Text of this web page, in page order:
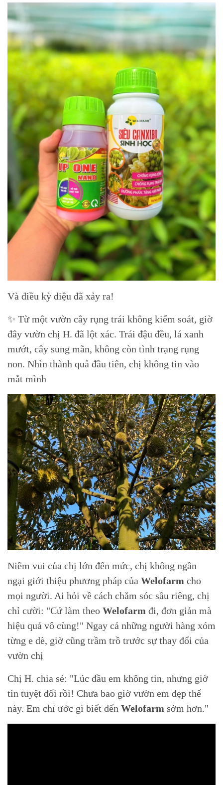
Và điều kỳ diệu đã xảy ra!
✨ Từ một vườn cây rụng trái không kiểm soát, giờ
đây vườn chị H. đã lột xác. Trái đậu đều, lá xanh
mướt, cây sung mãn, không còn tình trạng rụng
non. Nhìn thành quả đầu tiên, chị không tin vào
mắt mình
Niềm vui của chị lớn đến mức, chị không ngần
ngại giới thiệu phương pháp của Welofarm cho
mọi người. Ai hỏi về cách chăm sóc sầu riêng, chị
chỉ cười: "Cứ làm theo Welofarm đi, đơn giản mà
hiệu quả vô cùng!" Ngay cả những người hàng xóm
từng e dè, giờ cũng trầm trồ trước sự thay đổi của
vườn chị
Chị H. chia sẻ: "Lúc đầu em không tin, nhưng giờ
tin tuyệt đối rồi! Chưa bao giờ vườn em đẹp thế
này. Em chỉ ước gì biết đến Welofarm sớm hơn."